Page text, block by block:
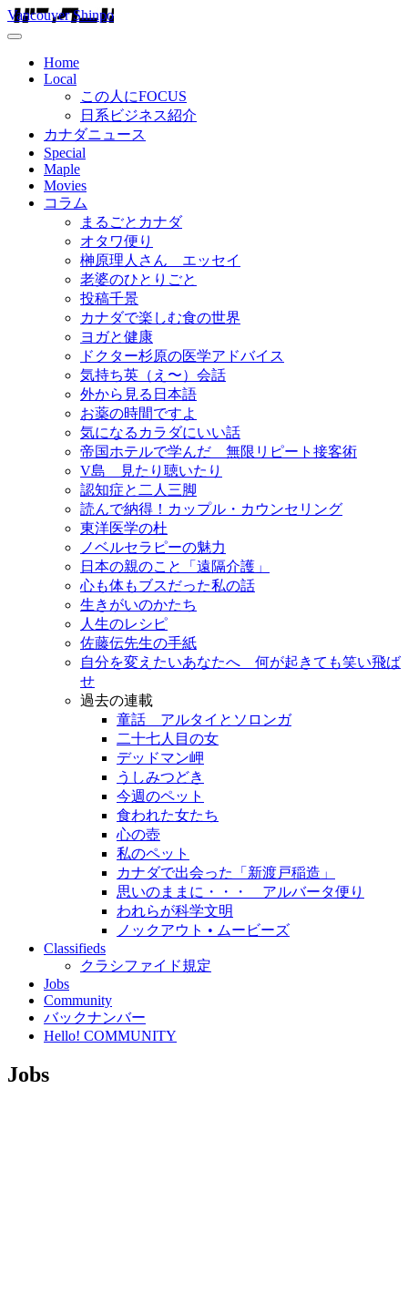
Vancouver Shinpo
Home
Local
この人にFOCUS
日系ビジネス紹介
カナダニュース
Special
Maple
Movies
コラム
まるごとカナダ
オタワ便り
榊原理人さん エッセイ
老婆のひとりごと
投稿千景
カナダで楽しむ食の世界
ヨガと健康
ドクター杉原の医学アドバイス
気持ち英（え〜）会話
外から見る日本語
お薬の時間ですよ
気になるカラダにいい話
帝国ホテルで学んだ 無限リピート接客術
V島 見たり聴いたり
認知症と二人三脚
読んで納得！カップル・カウンセリング
東洋医学の杜
ノベルセラピーの魅力
日本の親のこと「遠隔介護」
心も体もブスだった私の話
生きがいのかたち
人生のレシピ
佐藤伝先生の手紙
自分を変えたいあなたへ 何が起きても笑い飛ば
せ
過去の連載
童話 アルタイとソロンガ
二十七人目の女
デッドマン岬
うしみつどき
今週のペット
食われた女たち
心の壺
私のペット
カナダで出会った「新渡戸稲造」
思いのままに・・・ アルバータ便り
われらが科学文明
ノックアウト • ムービーズ
Classifieds
クラシファイド規定
Jobs
Community
バックナンバー
Hello! COMMUNITY
Jobs